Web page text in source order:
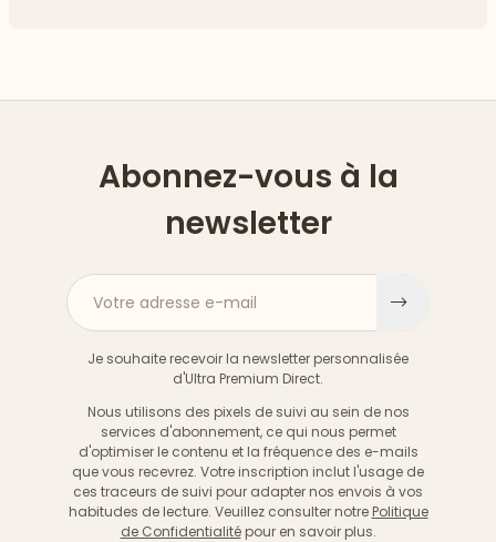
Abonnez-vous à la
newsletter
Votre adresse e-mail
Je souhaite recevoir la newsletter personnalisée
d'Ultra Premium Direct.
Nous utilisons des pixels de suivi au sein de nos
services d'abonnement, ce qui nous permet
d'optimiser le contenu et la fréquence des e-mails
que vous recevrez. Votre inscription inclut l'usage de
ces traceurs de suivi pour adapter nos envois à vos
habitudes de lecture. Veuillez consulter notre Politique
de Confidentialitépour en savoir plus.